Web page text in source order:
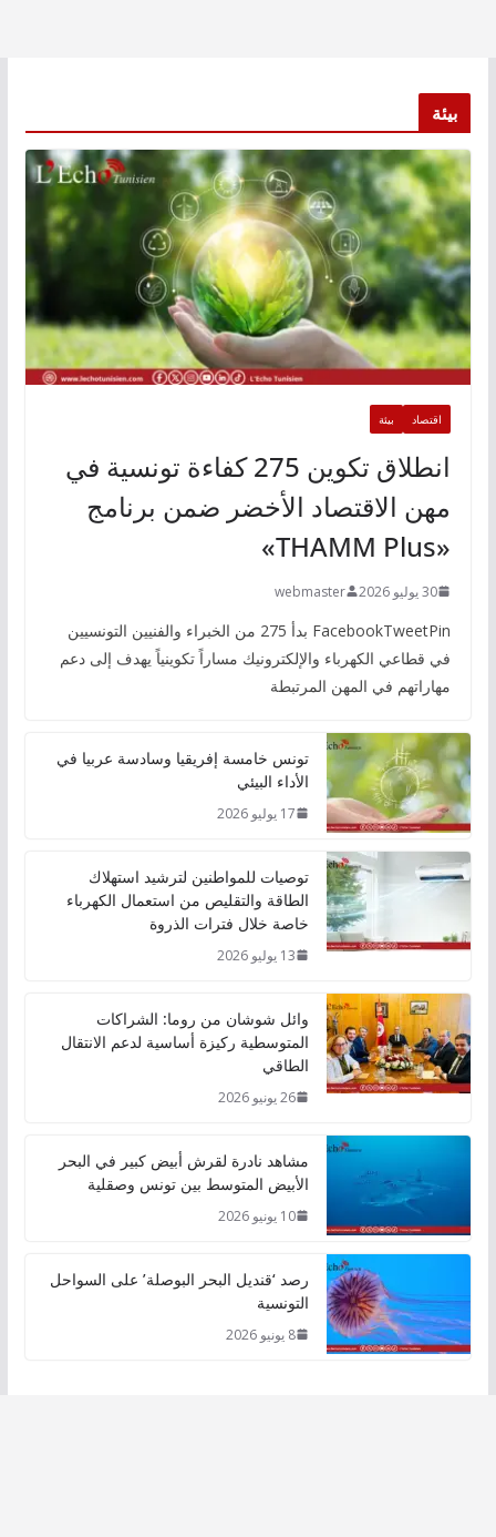
بيئة
اقتصاد بيئة
انطلاق تكوين 275 كفاءة تونسية في
مهن الاقتصاد الأخضر ضمن برنامج
«THAMM Plus»
30 يوليو 2026 webmaster
FacebookTweetPin بدأ 275 من الخبراء والفنيين التونسيين
في قطاعي الكهرباء والإلكترونيك مساراً تكوينياً يهدف إلى دعم
مهاراتهم في المهن المرتبطة
تونس خامسة إفريقيا وسادسة عربيا في
الأداء البيئي
17 يوليو 2026
توصيات للمواطنين لترشيد استهلاك
الطاقة والتقليص من استعمال الكهرباء
خاصة خلال فترات الذروة
13 يوليو 2026
وائل شوشان من روما: الشراكات
المتوسطية ركيزة أساسية لدعم الانتقال
الطاقي
26 يونيو 2026
مشاهد نادرة لقرش أبيض كبير في البحر
الأبيض المتوسط بين تونس وصقلية
10 يونيو 2026
رصد ‘قنديل البحر البوصلة’ على السواحل
التونسية
8 يونيو 2026